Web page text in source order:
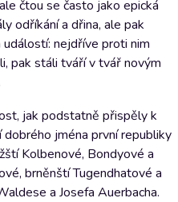
čtou se často jako epická
odříkání a dřina, ale pak
nejdříve proti nim
pak stáli tváří v tvář novým
jak podstatně přispěly k
jména první republiky
Kolbenové, Bondyové a
brněnští Tugendhatové a
a Josefa Auerbacha.